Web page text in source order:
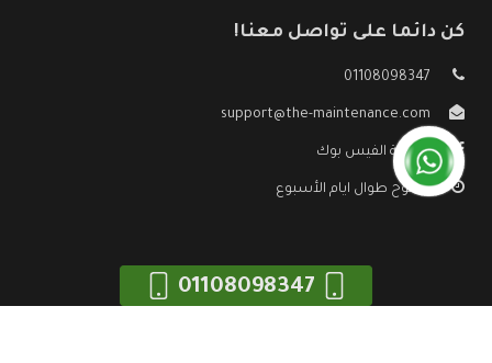
كن دائما على تواصل معنا!
01108098347
support@the-maintenance.com
صفحة الفيس بوك
مفتوح طوال ايام الأسبوع
01108098347